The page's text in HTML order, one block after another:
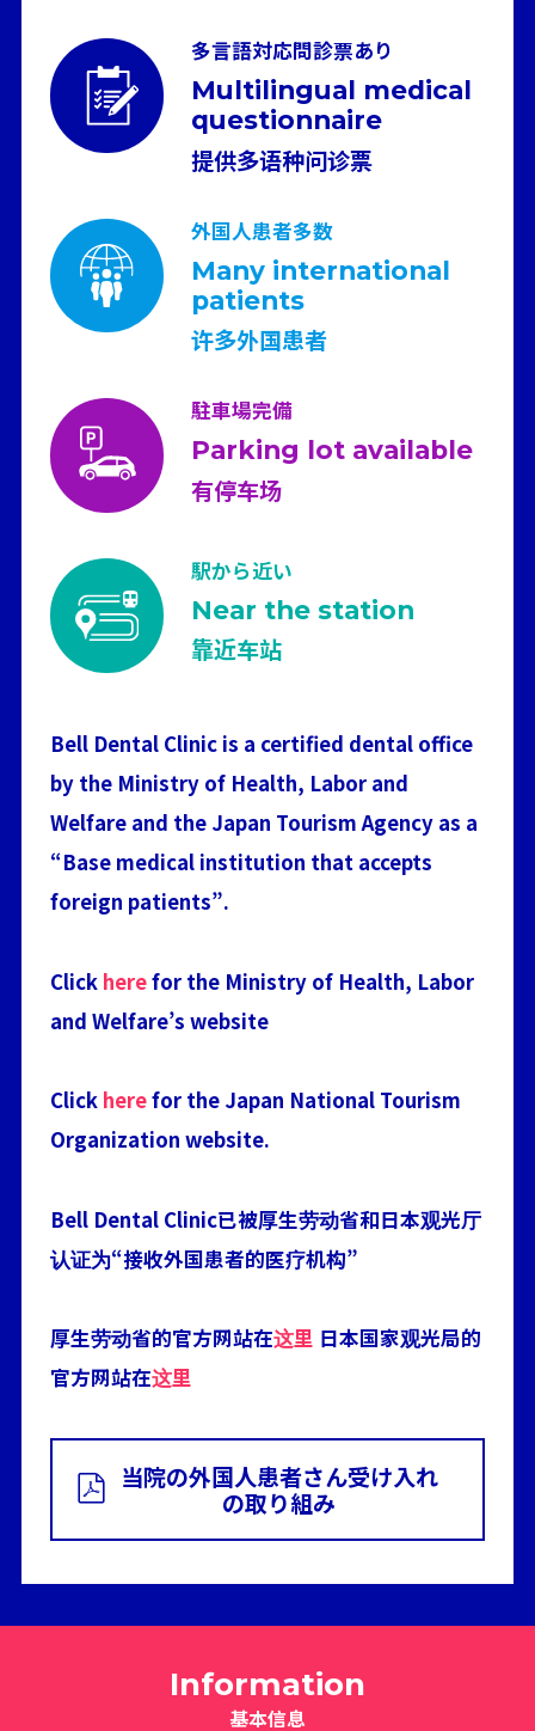
多言語対応問診票あり
Multilingual medical
questionnaire
提供多语种问诊票
外国人患者多数
Many international
patients
许多外国患者
駐車場完備
Parking lot available
有停车场
駅から近い
Near the station
靠近车站
Bell Dental Clinic is a certified dental office
by the Ministry of Health, Labor and
Welfare and the Japan Tourism Agency as a
“Base medical institution that accepts
foreign patients”.
Click herefor the Ministry of Health, Labor
and Welfare’s website
Click herefor the Japan National Tourism
Organization website.
Bell Dental Clinic已被厚生劳动省和日本观光厅
认证为“接收外国患者的医疗机构”
厚生劳动省的官方网站在这里 日本国家观光局的
官方网站在这里
当院の外国人患者さん受け入れ
の取り組み
Information
基本信息